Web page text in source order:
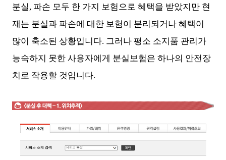
분실, 파손 모두 한 가지 보험으로 혜택을 받았지만 현
재는 분실과 파손에 대한 보험이 분리되거나 혜택이
많이 축소된 상황입니다. 그러나 평소 소지품 관리가
능숙하지 못한 사용자에게 분실보험은 하나의 안전장
치로 작용할 것입니다.